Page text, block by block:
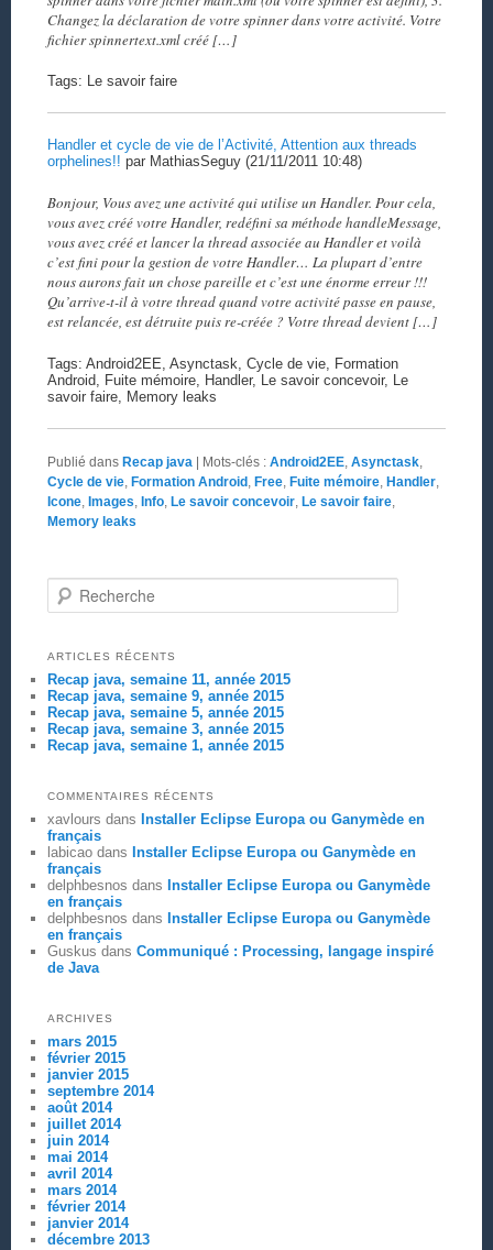
Changez la déclaration de votre spinner dans votre activité. Votre
fichier spinnertext.xml créé […]
Tags: Le savoir faire
Handler et cycle de vie de l’Activité, Attention aux threads
orphelines!! par MathiasSeguy (21/11/2011 10:48)
Bonjour, Vous avez une activité qui utilise un Handler. Pour cela,
vous avez créé votre Handler, redéfini sa méthode handleMessage,
vous avez créé et lancer la thread associée au Handler et voilà
c’est fini pour la gestion de votre Handler… La plupart d’entre
nous aurons fait un chose pareille et c’est une énorme erreur !!!
Qu’arrive-t-il à votre thread quand votre activité passe en pause,
est relancée, est détruite puis re-créée ? Votre thread devient […]
Tags: Android2EE, Asynctask, Cycle de vie, Formation
Android, Fuite mémoire, Handler, Le savoir concevoir, Le
savoir faire, Memory leaks
Publié dans Recap java | Mots-clés : Android2EE, Asynctask,
Cycle de vie, Formation Android, Free, Fuite mémoire, Handler,
Icone, Images, Info, Le savoir concevoir, Le savoir faire,
Memory leaks
Recherche
ARTICLES RÉCENTS
Recap java, semaine 11, année 2015
Recap java, semaine 9, année 2015
Recap java, semaine 5, année 2015
Recap java, semaine 3, année 2015
Recap java, semaine 1, année 2015
COMMENTAIRES RÉCENTS
xavlours dans Installer Eclipse Europa ou Ganymède en
français
labicaodans Installer Eclipse Europa ou Ganymède en
français
delphbesnos dans Installer Eclipse Europa ou Ganymède
en français
delphbesnos dans Installer Eclipse Europa ou Ganymède
en français
Guskus dans Communiqué : Processing, langage inspiré
de Java
ARCHIVES
mars 2015
février 2015
janvier 2015
septembre 2014
août 2014
juillet 2014
juin 2014
mai 2014
avril 2014
mars 2014
février 2014
janvier 2014
décembre 2013